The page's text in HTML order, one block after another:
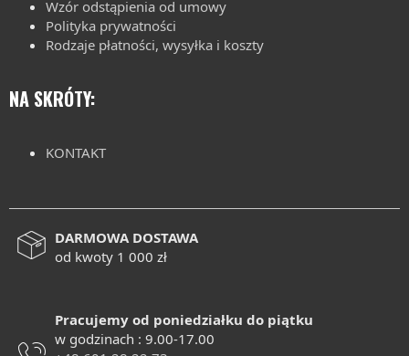
Wzór odstąpienia od umowy
Polityka prywatności
Rodzaje płatności, wysyłka i koszty
NA SKRÓTY:
KONTAKT
DARMOWA DOSTAWA
od kwoty 1 000 zł
Pracujemy od poniedziałku do piątku
w godzinach : 9.00-17.00